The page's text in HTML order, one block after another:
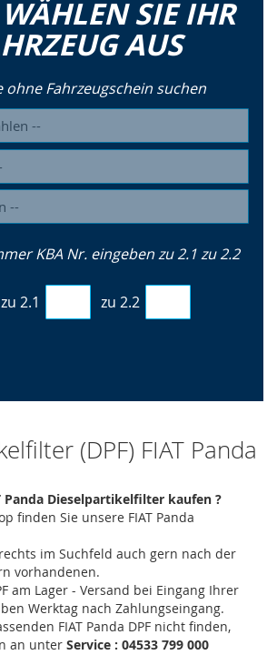
SIE IHR
AUS
ohne Fahrzeugschein suchen
KBA Nr. eingeben zu 2.1 zu 2.2
zu 2.1 zu 2.2
(DPF) FIAT Panda
Panda Dieselpartikelfilter kaufen ?
finden Sie unsere FIAT Panda
im Suchfeld auch gern nach der
vorhandenen.
am Lager - Versand bei Eingang Ihrer
Werktag nach Zahlungseingang.
FIAT Panda DPF nicht finden,
an unter Service : 04533 799 000